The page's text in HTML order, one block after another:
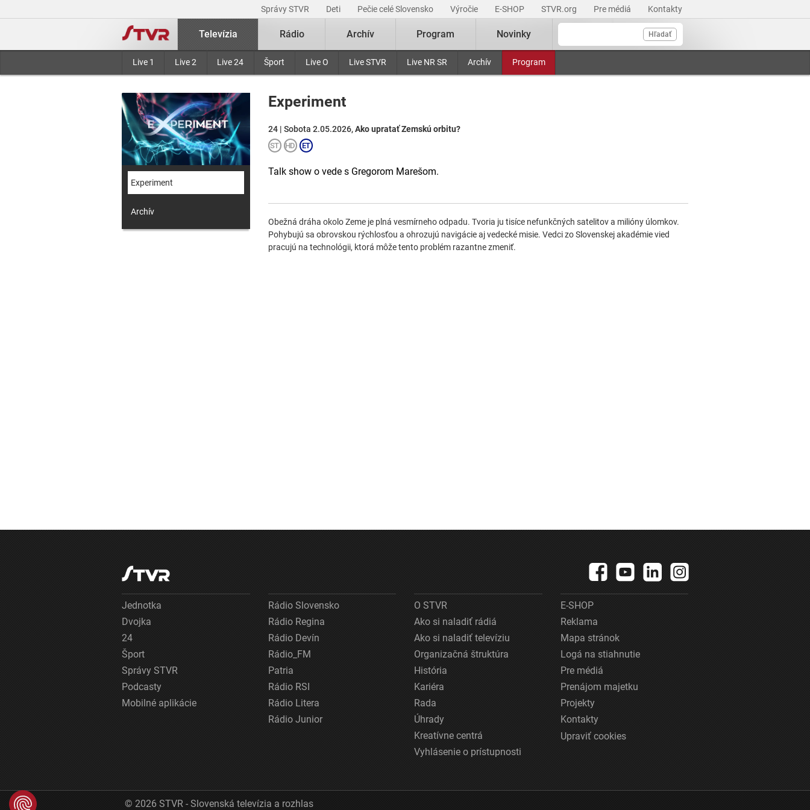
Správy STVR Deti Pečie celé Slovensko Výročie E-SHOP STVR.org Pre médiá Kontakty
Hľadať
Televízia
Live 1 Live 2 Live 24 Šport Live O Live STVR Live NR SR Archív Program
Rádio Archív Program Novinky
Experiment
Archív
Experiment
24 | Sobota 2.05.2026,Ako upratať Zemskú orbitu?
Talk show o vede s Gregorom Marešom.
Obežná dráha okolo Zeme je plná vesmírneho odpadu. Tvoria ju tisíce nefunkčných satelitov a milióny úlomkov.
Pohybujú sa obrovskou rýchlosťou a ohrozujú navigácie aj vedecké misie. Vedci zo Slovenskej akadémie vied
pracujú na technológii, ktorá môže tento problém razantne zmeniť.
Jednotka
Dvojka
24
Šport
Správy STVR
Podcasty
Mobilné aplikácie
Rádio Slovensko
Rádio Regina
Rádio Devín
Rádio_FM
Patria
Rádio RSI
Rádio Litera
Rádio Junior
O STVR
Ako si naladiť rádiá
Ako si naladiť televíziu
Organizačná štruktúra
História
Kariéra
Rada
Úhrady
Kreatívne centrá
Vyhlásenie o prístupnosti
E-SHOP
Reklama
Mapa stránok
Logá na stiahnutie
Pre médiá
Prenájom majetku
Projekty
Kontakty
Upraviť cookies
© 2026 STVR - Slovenská televízia a rozhlas